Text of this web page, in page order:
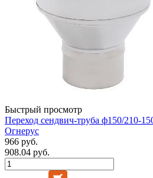
Быстрый просмотр
Переход сендвич-труба ф150/210-
Огнерус
966 руб.
908.04 руб.